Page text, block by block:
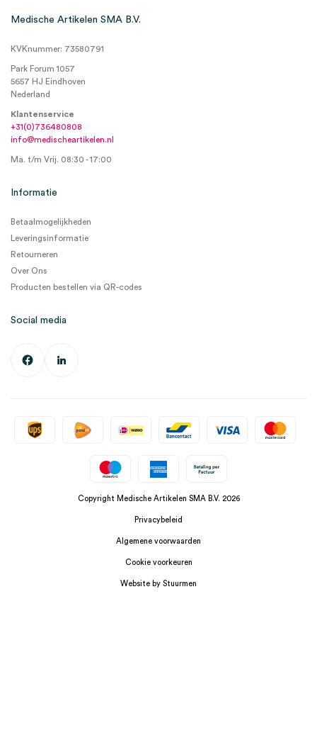
Medische Artikelen SMA B.V.
KVKnummer: 73580791
Park Forum 1057
5657 HJ Eindhoven
Nederland
Klantenservice
+31(0)736480808
info@medischeartikelen.nl
Ma. t/m Vrij. 08:30 - 17:00
Informatie
Betaalmogelijkheden
Leveringsinformatie
Retourneren
Over Ons
Producten bestellen via QR-codes
Social media
Copyright Medische Artikelen SMA B.V. 2026
Privacybeleid
Algemene voorwaarden
Cookie voorkeuren
Website by Stuurmen